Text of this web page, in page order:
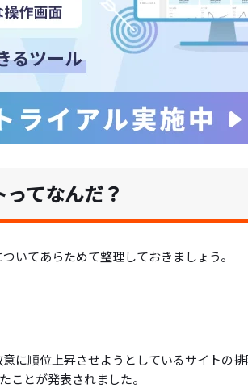
てなんだ？
いてあらためて整理しておきましょう。
に順位上昇させようとしているサイトの
ことが発表されました。